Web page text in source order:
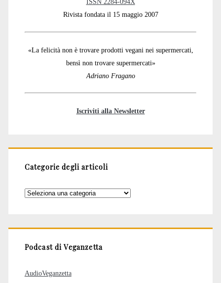
ISSN 2284-094X
Rivista fondata il 15 maggio 2007
«La felicità non è trovare prodotti vegani nei supermercati,
bensì non trovare supermercati»
Adriano Fragano
Iscriviti alla Newsletter
Categorie degli articoli
Categorie
Podcast di Veganzetta
AudioVeganzetta